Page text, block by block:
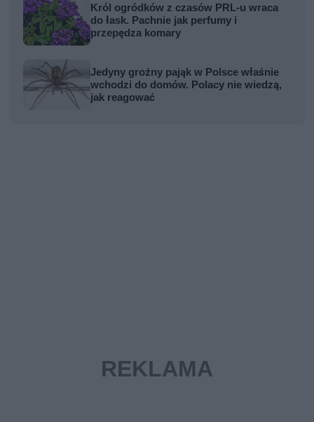
Król ogródków z czasów PRL-u wraca
do łask. Pachnie jak perfumy i
przepędza komary
Jedyny groźny pająk w Polsce właśnie
wchodzi do domów. Polacy nie wiedzą,
jak reagować